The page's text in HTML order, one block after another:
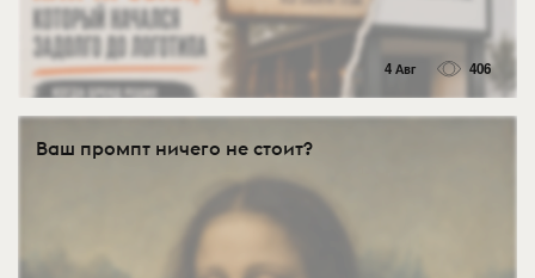
4 Авг 406
Ваш промпт ничего не стоит?